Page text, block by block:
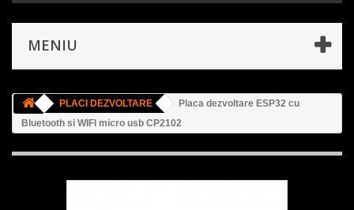
MENIU
PLACI DEZVOLTARE
Placa dezvoltare ESP32 cu
Bluetooth si WIFI micro usb CP2102